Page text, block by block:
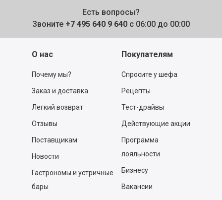
Есть вопросы?
Звоните +7 495 640 9 640 с 06:00 до 00:00
О нас
Почему мы?
Заказ и доставка
Легкий возврат
Отзывы
Поставщикам
Новости
Гастрономы и устричные
бары
Покупателям
Спросите у шефа
Рецепты
Тест-драйвы
Действующие акции
Программа
лояльности
Бизнесу
Вакансии